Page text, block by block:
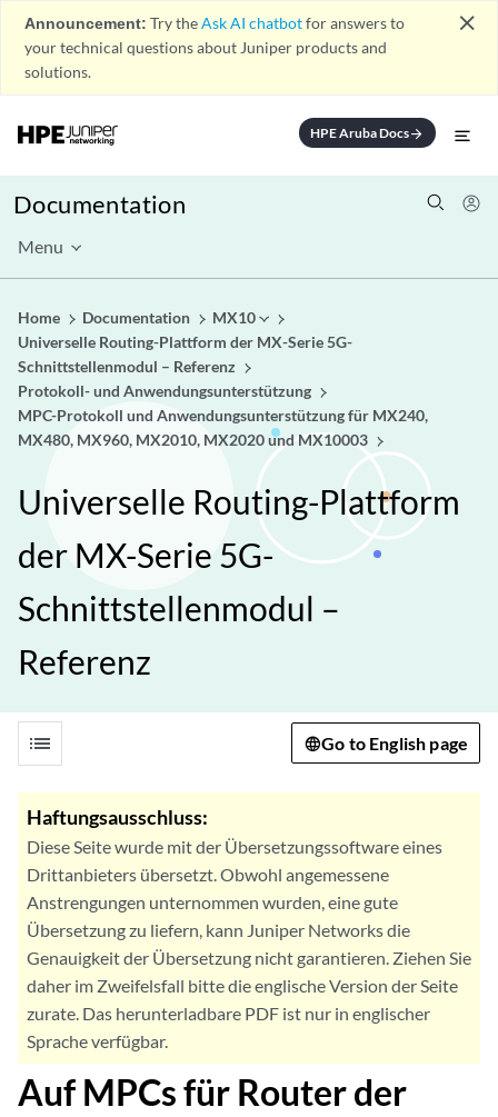
Announcement: Try theAsk AI chatbotfor answers to
your technical questions about Juniper products and
solutions.
close
HPE Aruba Docsarrow_forward
Documentation
Menu
Home Documentation
MX10
Universelle Routing-Plattform der MX-Serie 5G-
Schnittstellenmodul – Referenz
Protokoll- und Anwendungsunterstützung
MPC-Protokoll und Anwendungsunterstützung für MX240,
MX480, MX960, MX2010, MX2020 und MX10003
Universelle Routing-Plattform
der MX-Serie 5G-
Schnittstellenmodul –
Referenz
list Go to English page
Haftungsausschluss:
Diese Seite wurde mit der Übersetzungssoftware eines
Drittanbieters übersetzt. Obwohl angemessene
Anstrengungen unternommen wurden, eine gute
Übersetzung zu liefern, kann Juniper Networks die
Genauigkeit der Übersetzung nicht garantieren. Ziehen Sie
daher im Zweifelsfall bitte die englische Version der Seite
zurate. Das herunterladbare PDF ist nur in englischer
Sprache verfügbar.
Auf MPCs für Router der